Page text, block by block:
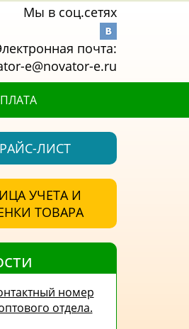
Мы в соц.сетях
почта:
e@novator-e.ru
ЛИСТ
УЧЕТА И
ТОВАРА
номер
отдела.